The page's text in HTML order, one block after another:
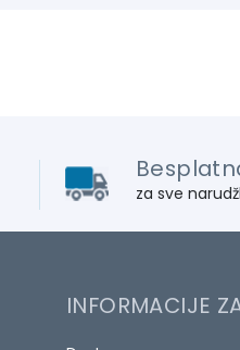
za sve
INFORMACIJE